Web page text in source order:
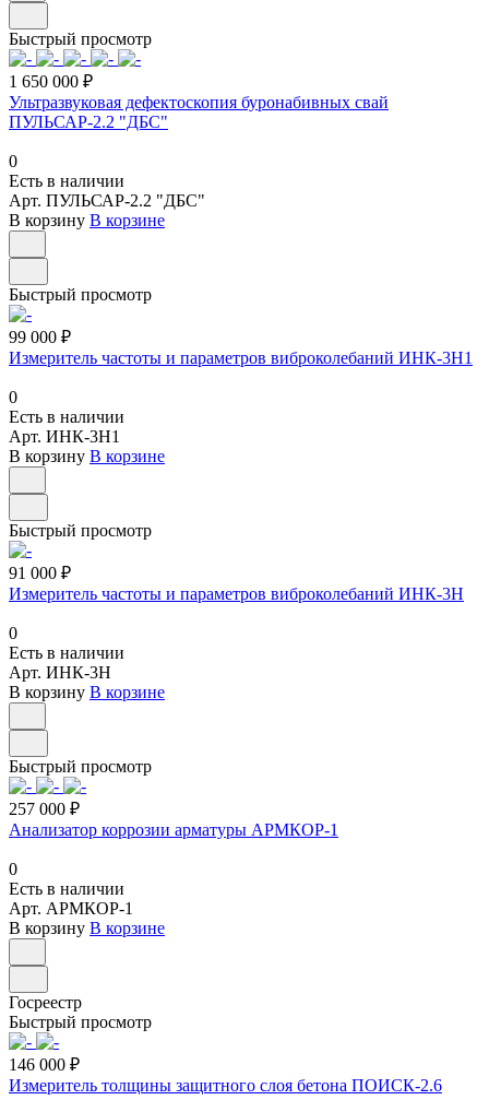
Быстрый просмотр
1 650 000 ₽
Ультразвуковая дефектоскопия буронабивных свай
ПУЛЬСАР-2.2 "ДБС"
0
Есть в наличии
Арт. ПУЛЬСАР-2.2 "ДБС"
В корзину В корзине
Быстрый просмотр
99 000 ₽
Измеритель частоты и параметров виброколебаний ИНК-3H1
0
Есть в наличии
Арт. ИНК-3H1
В корзину В корзине
Быстрый просмотр
91 000 ₽
Измеритель частоты и параметров виброколебаний ИНК-3H
0
Есть в наличии
Арт. ИНК-3H
В корзину В корзине
Быстрый просмотр
257 000 ₽
Анализатор коррозии арматуры АРМКОР-1
0
Есть в наличии
Арт. АРМКОР-1
В корзину В корзине
Госреестр
Быстрый просмотр
146 000 ₽
Измеритель толщины защитного слоя бетона ПОИСК-2.6